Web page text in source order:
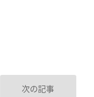
次の記事